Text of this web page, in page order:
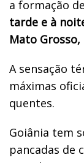
a formação de
tarde e à
Mato
A sensação
máximas
quentes.
Goiânia tem
pancadas de